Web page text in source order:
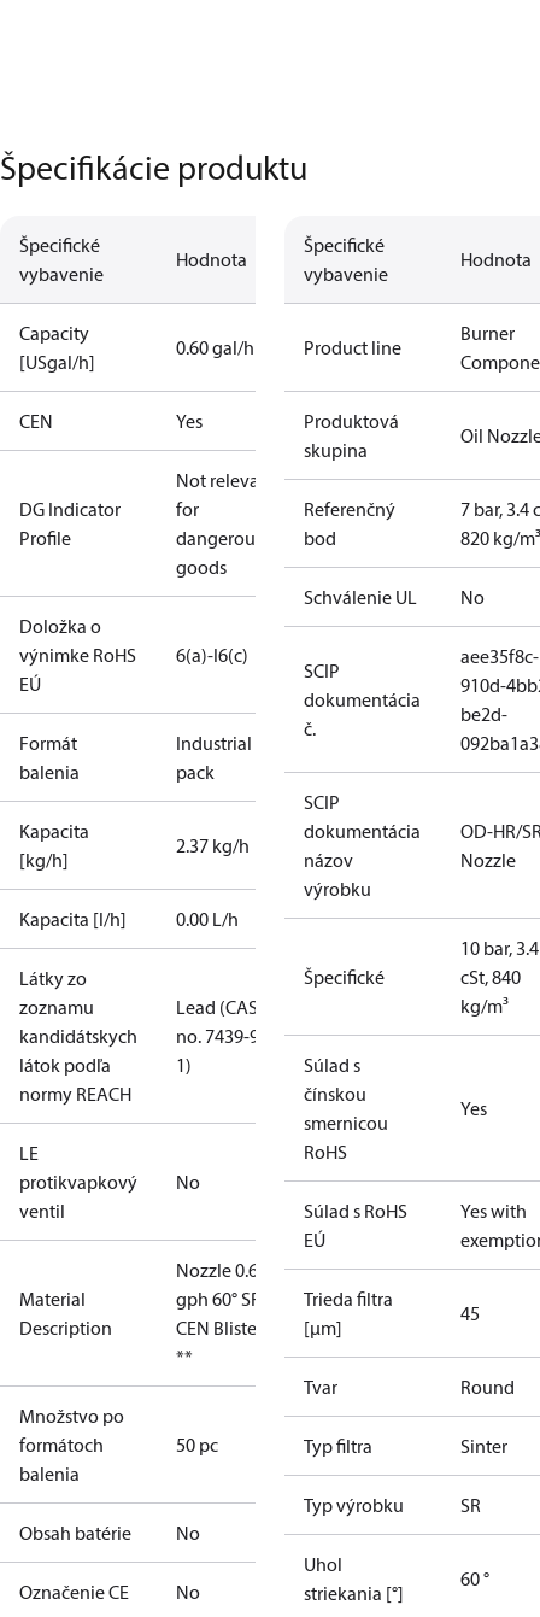
Špecifikácie produktu
Špecifické
vybavenie
Hodnota
Capacity
[USgal/h]
0.60 gal/h
CEN Yes
DG Indicator
Profile
Not relevant
for
dangerous
goods
Doložka o
výnimke RoHS
EÚ
6(a)-I6(c)
Formát
balenia
Industrial
pack
Kapacita
[kg/h]
2.37 kg/h
Kapacita [l/h] 0.00 L/h
Látky zo
zoznamu
kandidátskych
látok podľa
normy REACH
Lead (CAS
no. 7439-92-
1)
LE
protikvapkový
ventil
No
Material
Description
Nozzle 0.60
gph 60° SR
CEN Blister
**
Množstvo po
formátoch
balenia
50 pc
Obsah batérie No
Označenie CE No
Špecifické
vybavenie
Hodnota
Product line
Burner
Produktová
skupina
Oil
Referenčný
bod
7 bar, 3.4
820 kg/m³
Schválenie UL No
SCIP
dokumentácia
č.
aee35f8c-
910d-
be2d-
SCIP
dokumentácia
názov
výrobku
OD-HR/
Nozzle
Špecifické
10 bar, 3.4
cSt, 840
kg/m³
Súlad s
čínskou
smernicou
RoHS
Yes
Súlad s RoHS
EÚ
Yes with
Trieda filtra
[µm]
45
Tvar Round
Typ filtra Sinter
Typ výrobku SR
Uhol
striekania [°]
60 °